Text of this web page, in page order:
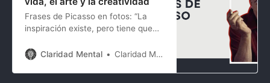
Frases de Picasso en fotos: “La
inspiración existe, pero tiene que
necesita mucho tiempo para
Claridad Mental Claridad Mental